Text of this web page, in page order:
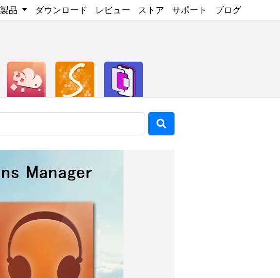
製品 ダウンロード レビュー ストア サポート ブログ